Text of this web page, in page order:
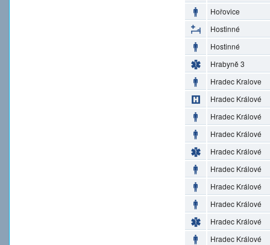
Hořovice
Hostinné
Hostinné
Hrabyně 3
Hradec Kralove
Hradec Králové
Hradec Králové
Hradec Králové
Hradec Králové
Hradec Králové
Hradec Králové
Hradec Králové
Hradec Králové
Hradec Králové